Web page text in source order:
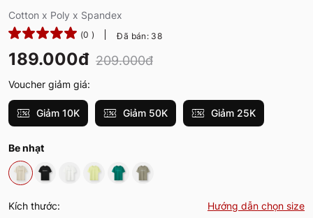
Cotton x Poly x Spandex
(0 ) Đã bán: 38
189.000đ 209.000đ
Voucher giảm giá:
Giảm 10K Giảm 50K Giảm 25K
Be nhạt
Kích thước: Hướng dẫn chọn size